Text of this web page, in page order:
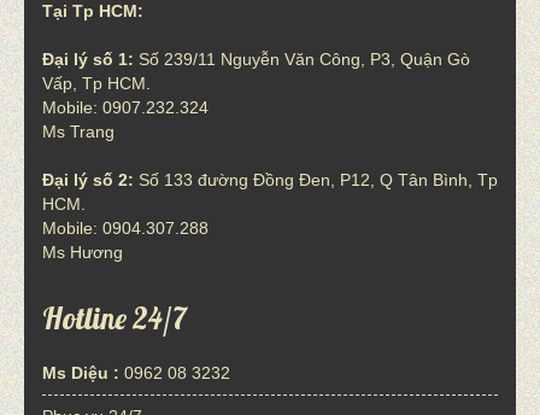
Tại Tp HCM:
Đại lý số 1: Số 239/11 Nguyễn Văn Công, P3, Quận Gò
Vấp, Tp HCM.
Mobile: 0907.232.324
Ms Trang
Đại lý số 2: Số 133 đường Đồng Đen, P12, Q Tân Bình, Tp
HCM.
Mobile: 0904.307.288
Ms Hương
Hotline 24/7
Ms Diệu : 0962 08 3232